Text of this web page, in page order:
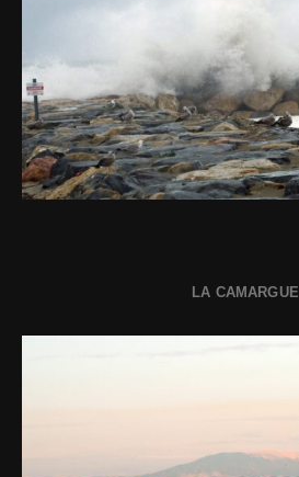
LA CAMARGUE